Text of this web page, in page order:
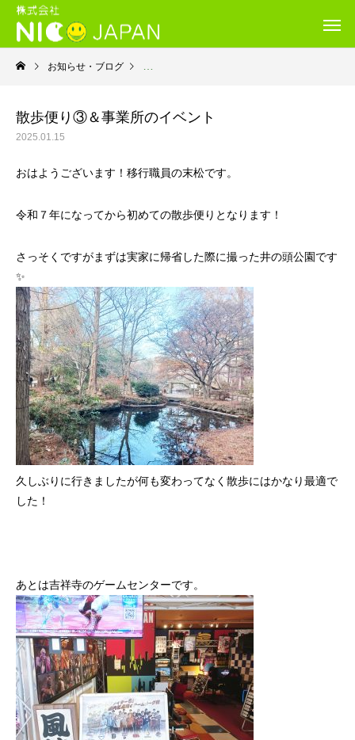
お知らせ・ブログ 就労移行支援・ニコサービス城東センター
散歩便り③＆事業所のイベント
2025.01.15
おはようございます！移行職員の末松です。
令和７年になってから初めての散歩便りとなります！
さっそくですがまずは実家に帰省した際に撮った井の頭公園です
✨
久しぶりに行きましたが何も変わってなく散歩にはかなり最適で
した！
あとは吉祥寺のゲームセンターです。